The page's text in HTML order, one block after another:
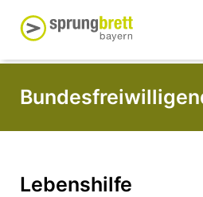
Lebenshilfe